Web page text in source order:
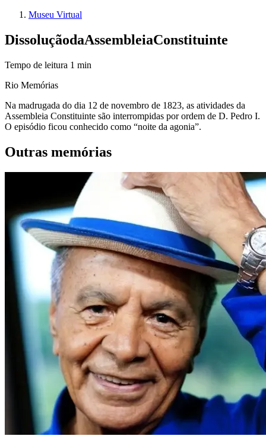
Museu Virtual
DissoluçãodaAssembleiaConstituinte
Tempo de leitura 1 min
Rio Memórias
Na madrugada do dia 12 de novembro de 1823, as atividades da
Assembleia Constituinte são interrompidas por ordem de D. Pedro I.
O episódio ficou conhecido como “noite da agonia”.
Outras memórias